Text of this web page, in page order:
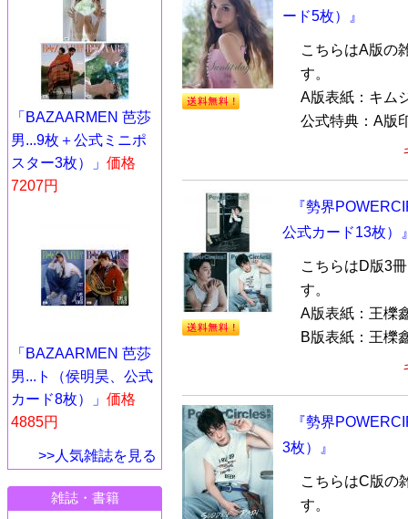
「BAZAARMEN 芭莎
男...9枚＋公式ミニポ
スター3枚）」 価格
7207円
「BAZAARMEN 芭莎
男...ト（侯明昊、公式
カード8枚）」 価格
4885円
>>人気雑誌を見る
雑誌・書籍
ード5枚）』
こちらはA版の
す。
A版表紙：キム
公式特典：A版
『勢界
公式カード13枚）
こちらはD版3
す。
A版表紙：王櫟
B版表紙：王櫟
『勢界
3枚）』
こちらはC版の
す。